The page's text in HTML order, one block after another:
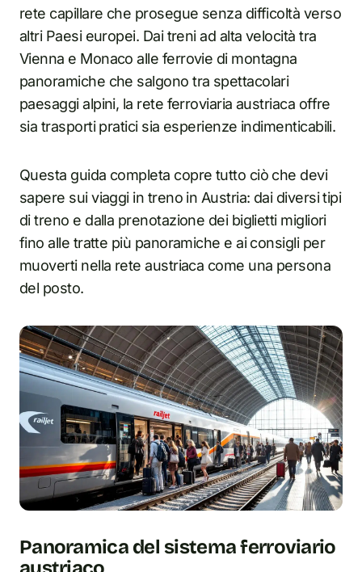
rete capillare che prosegue senza difficoltà verso
altri Paesi europei. Dai treni ad alta velocità tra
Vienna e Monaco alle ferrovie di montagna
panoramiche che salgono tra spettacolari
paesaggi alpini, la rete ferroviaria austriaca offre
sia trasporti pratici sia esperienze indimenticabili.
Questa guida completa copre tutto ciò che devi
sapere sui viaggi in treno in Austria: dai diversi tipi
di treno e dalla prenotazione dei biglietti migliori
fino alle tratte più panoramiche e ai consigli per
muoverti nella rete austriaca come una persona
del posto.
Panoramica del sistema ferroviario